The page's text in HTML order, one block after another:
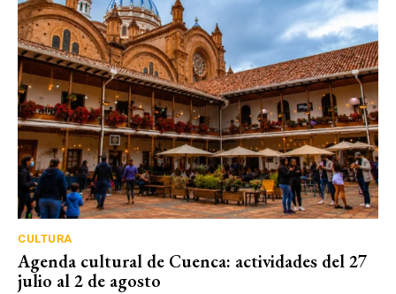
CULTURA
Agenda cultural de Cuenca: actividades del 27
julio al 2 de agosto